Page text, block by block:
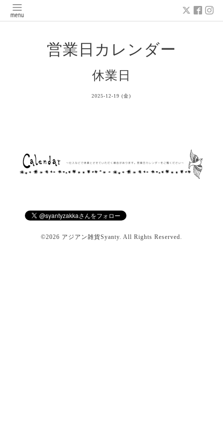
営業日カレンダー
休業日
2025-12-19 (金)
©2026 アジアン雑貨Syanty. All Rights Reserved.